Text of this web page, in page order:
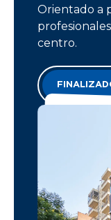
Orientado a
centro.